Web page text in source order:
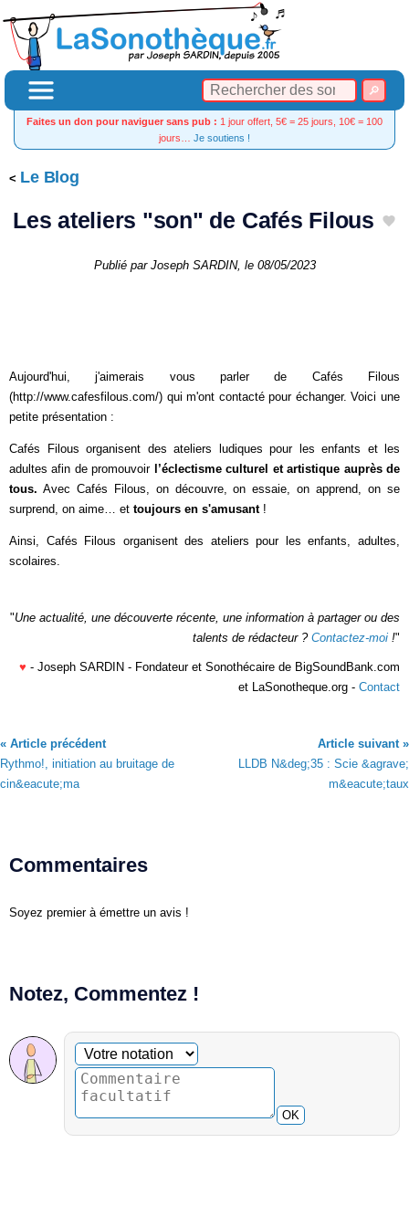
Faites un don pour naviguer sans pub : 1 jour offert, 5€ = 25 jours, 10€ = 100
jours… Je soutiens !
Le Blog
Les ateliers "son" de Cafés Filous
Publié par Joseph SARDIN, le 08/05/2023
Aujourd'hui, j'aimerais vous parler de Cafés Filous
(http://www.cafesfilous.com/) qui m'ont contacté pour échanger. Voici une
petite présentation :
Cafés Filous organisent des ateliers ludiques pour les enfants et les
adultes afin de promouvoir l’éclectisme culturel et artistique auprès de
tous. Avec Cafés Filous, on découvre, on essaie, on apprend, on se
surprend, on aime… et toujours en s'amusant!
Ainsi, Cafés Filous organisent des ateliers pour les enfants, adultes,
scolaires.
"Une actualité, une découverte récente, une information à partager ou des
talents de rédacteur ? Contactez-moi !"
♥ - Joseph SARDIN - Fondateur et Sonothécaire de BigSoundBank.com
et LaSonotheque.org - Contact
« Article précédent
Rythmo!, initiation au bruitage de
cin&eacute;ma
Article suivant »
LLDB N&deg;35 : Scie &agrave;
m&eacute;taux
Commentaires
Soyez premier à émettre un avis !
Notez, Commentez !
Commentaire facultatif
Votre notation
OK